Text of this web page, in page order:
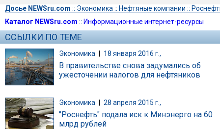
Досье NEWSru.com :: Экономика :: Нефтяные компании ::
Каталог NEWSru.com :: Информационные интернет-ресурсы
ССЫЛКИ ПО ТЕМЕ
Экономика | 18 января 2016 г.,
В правительстве снова задумались об
ужесточении налогов для нефтяников
Экономика 28 апреля 2015 г.,
"Роснефть" подала иск к Минэнерго на 60
млрд рублей